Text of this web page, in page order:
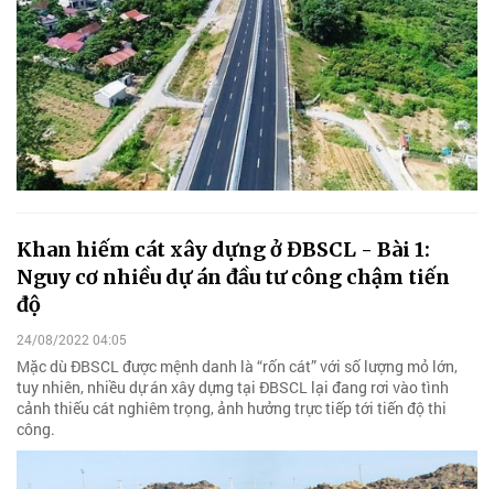
Khan hiếm cát xây dựng ở ĐBSCL - Bài 1:
Nguy cơ nhiều dự án đầu tư công chậm tiến
độ
24/08/2022 04:05
Mặc dù ĐBSCL được mệnh danh là “rốn cát” với số lượng mỏ lớn,
tuy nhiên, nhiều dự án xây dựng tại ĐBSCL lại đang rơi vào tình
cảnh thiếu cát nghiêm trọng, ảnh hưởng trực tiếp tới tiến độ thi
công.